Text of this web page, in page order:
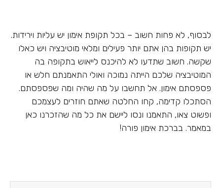
לבסוף, לא פחות חשוב – בכל תקופת אימון יש עליות וירידות.
יש תקופות בהן אתם יותר פעילים ומלאי מוטיבציה ויש כאלו
שקשה. חשוב שתדעו לא להיכנס לייאוש בתקופה בה
המוטיבציה שלכם הייתה נמוכה ואולי התאמנתם חלש או
פספסתם אימון. אל תחשבו על מה שהיה ומה שפספסתם.
הסתכלו קדימה, קחו החלטה שאתם חוזרים לעצמכם
ופשוט צאו, התאמנו ונסו ליישם את כל מה שהזכרנו כאן
במאמר. בברכת אימון פורה!